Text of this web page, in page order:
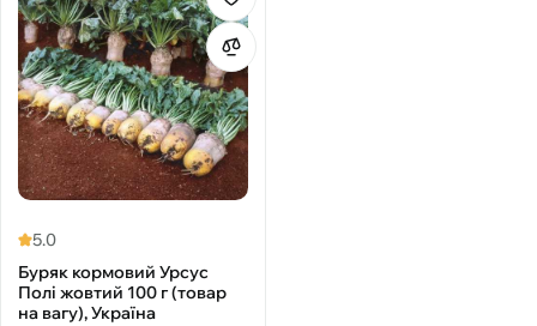
5.0
Буряк кормовий Урсус
Полі жовтий 100 г (товар
на вагу), Україна